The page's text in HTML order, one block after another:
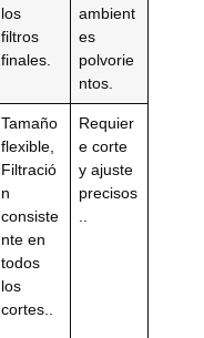
los
filtros
finales.
ambient
es
polvorie
ntos.
Tamaño
flexible,
Filtració
n
consiste
nte en
todos
los
cortes..
Requier
e corte
y ajuste
precisos